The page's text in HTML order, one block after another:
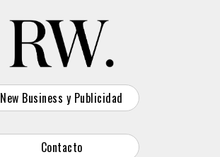
New Business y Publicidad
Contacto